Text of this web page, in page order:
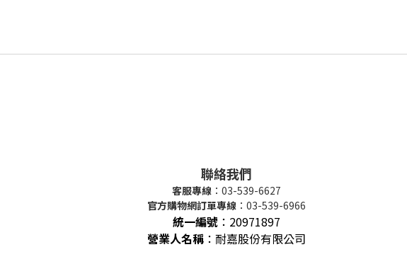
聯絡我們
客服專線 ：03-539-6627
官方購物網訂單專線 ：03-539-6966
統一編號 ： 20971897
營業人名稱 ：耐嘉股份有限公司